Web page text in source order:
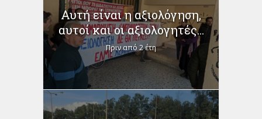
Αυτή είναι η αξιολόγηση,
αυτοί και οι αξιολογητές...
Πριν από 2 έτη